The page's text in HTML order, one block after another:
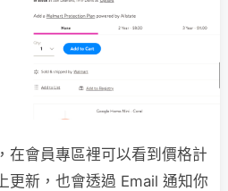
在會員專區裡可以看到價格計
更新，也會透過 Email 通知你